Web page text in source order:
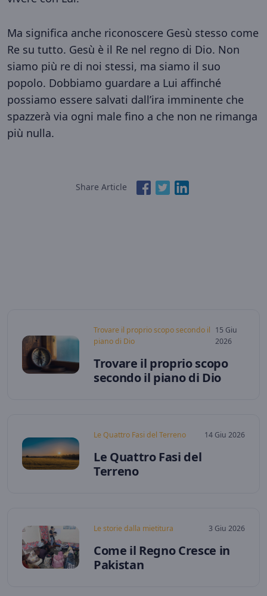
Ma significa anche riconoscere Gesù stesso come
Re su tutto. Gesù è il Re nel regno di Dio. Non
siamo più re di noi stessi, ma siamo il suo
popolo. Dobbiamo guardare a Lui affinché
possiamo essere salvati dall’ira imminente che
spazzerà via ogni male fino a che non ne rimanga
più nulla.
Share Article
Trovare il proprio scopo secondo il
piano di Dio
15 Giu
2026
Trovare il proprio scopo
secondo il piano di Dio
Le Quattro Fasi del Terreno 14 Giu 2026
Le Quattro Fasi del
Terreno
Le storie dalla mietitura 3 Giu 2026
Come il Regno Cresce in
Pakistan